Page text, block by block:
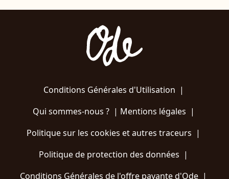
Conditions Générales d'Utilisation |
Qui sommes-nous ?| Mentions légales |
Politique sur les cookies et autres traceurs |
Politique de protection des données |
Conditions Générales de l'offre payante d'Ode |